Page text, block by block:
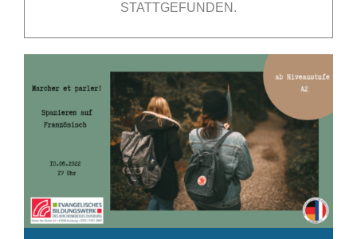
STATTGEFUNDEN.